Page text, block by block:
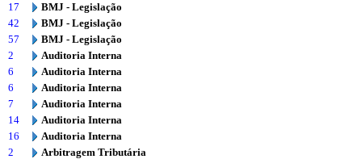
17
BMJ - Legislação
42
BMJ - Legislação
57
BMJ - Legislação
2
Auditoria Interna
6
Auditoria Interna
6
Auditoria Interna
7
Auditoria Interna
14
Auditoria Interna
16
Auditoria Interna
2
Arbitragem Tributária